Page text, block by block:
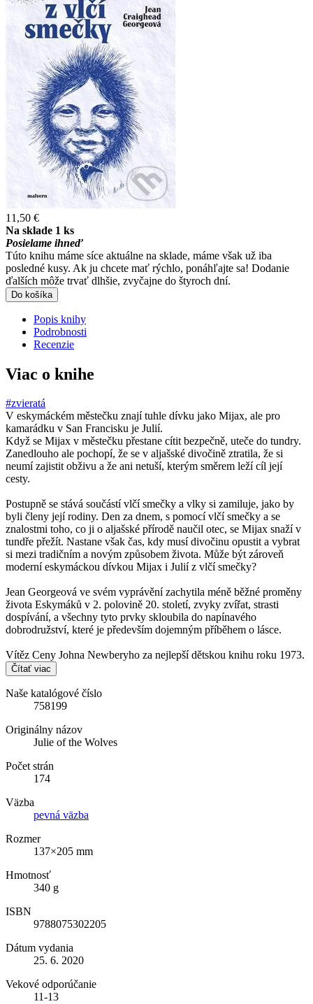
11,50 €
Na sklade 1 ks
Posielame ihneď
Túto knihu máme síce aktuálne na sklade, máme však už iba
posledné kusy. Ak ju chcete mať rýchlo, ponáhľajte sa! Dodanie
ďalších môže trvať dlhšie, zvyčajne do štyroch dní.
Do košíka
Popis knihy
Podrobnosti
Recenzie
Viac o knihe
#zvieratá
V eskymáckém městečku znají tuhle dívku jako Mijax, ale pro
kamarádku v San Francisku je Julií.
Když se Mijax v městečku přestane cítit bezpečně, uteče do tundry.
Zanedlouho ale pochopí, že se v aljašské divočině ztratila, že si
neumí zajistit obživu a že ani netuší, kterým směrem leží cíl její
cesty.
Postupně se stává součástí vlčí smečky a vlky si zamiluje, jako by
byli členy její rodiny. Den za dnem, s pomocí vlčí smečky a se
znalostmi toho, co ji o aljašské přírodě naučil otec, se Mijax snaží v
tundře přežít. Nastane však čas, kdy musí divočinu opustit a vybrat
si mezi tradičním a novým způsobem života. Může být zároveň
moderní eskymáckou dívkou Mijax i Julií z vlčí smečky?
Jean Georgeová ve svém vyprávění zachytila méně běžné proměny
života Eskymáků v 2. polovině 20. století, zvyky zvířat, strasti
dospívání, a všechny tyto prvky skloubila do napínavého
dobrodružství, které je především dojemným příběhem o lásce.
Vítěz Ceny Johna Newberyho za nejlepší dětskou knihu roku 1973.
Čítať viac
Naše katalógové číslo
758199
Originálny názov
Julie of the Wolves
Počet strán
174
Väzba
pevná väzba
Rozmer
137×205 mm
Hmotnosť
340 g
ISBN
9788075302205
Dátum vydania
25. 6. 2020
Vekové odporúčanie
11-13